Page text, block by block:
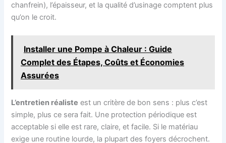
chanfrein), l’épaisseur, et la qualité d’usinage comptent plus
qu’on le croit.
Installer une Pompe à Chaleur : Guide
Complet des Étapes, Coûts et Économies
Assurées
L’entretien réaliste est un critère de bon sens : plus c’est
simple, plus ce sera fait. Une protection périodique est
acceptable si elle est rare, claire, et facile. Si le matériau
exige une routine lourde, la plupart des foyers décrochent.